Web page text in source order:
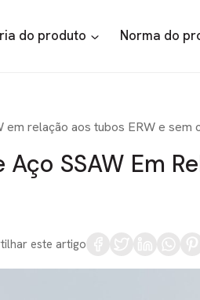
do produto Norma do
em relação aos tubos ERW e sem
SSAW Em
este artigo